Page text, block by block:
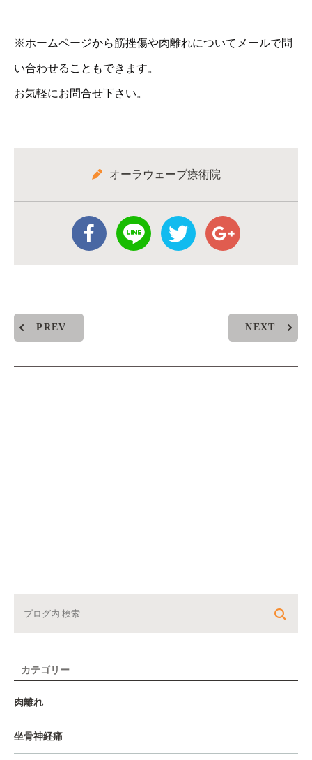
※ホームページから筋挫傷や肉離れについてメールで問
い合わせることもできます。
お気軽にお問合せ下さい。
オーラウェーブ療術院
PREV NEXT
カテゴリー
肉離れ
坐骨神経痛